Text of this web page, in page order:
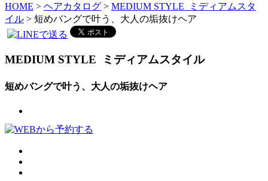
HOME > ヘアカタログ > MEDIUM STYLE ミディアムスタ
イル > 短めバングで叶う、大人の垢抜けヘア
MEDIUM STYLE ミディアムスタイル
短めバングで叶う、大人の垢抜けヘア